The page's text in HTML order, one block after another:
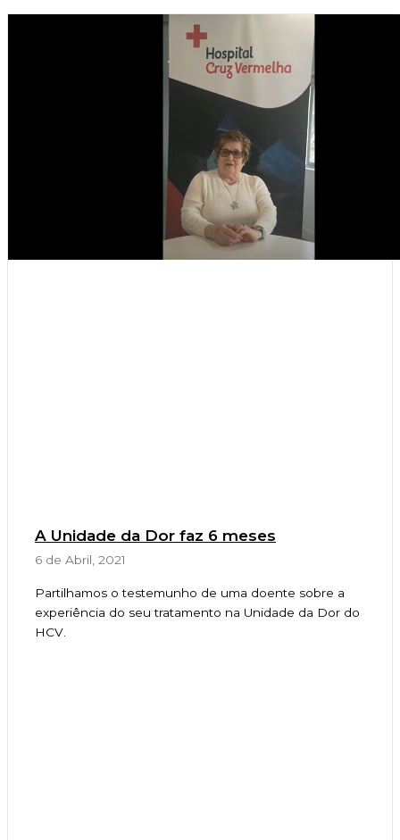
A Unidade da Dor faz 6 meses
6 de Abril, 2021
Partilhamos o testemunho de uma doente sobre a
experiência do seu tratamento na Unidade da Dor do
HCV.